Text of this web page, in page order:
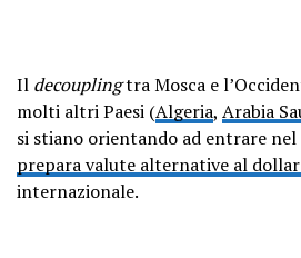
Il decouplingtra Mosca e
molti altri Paesi (Algeria, Arabia
si stiano orientando ad entrare
prepara valute alternative al
internazionale.